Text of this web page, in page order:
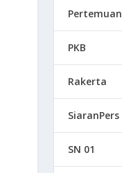
Pertemuan
PKB
Rakerta
SiaranPers
SN 01